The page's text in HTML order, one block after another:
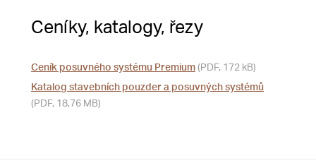
Ceníky, katalogy, řezy
Ceník posuvného systému Premium (PDF, 172 kB)
Katalog stavebních pouzder a posuvných systémů
(PDF, 18,76 MB)